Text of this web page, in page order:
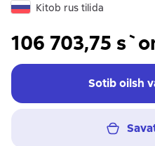
Kitob rus tilida
106 703,75
Sotib oilsh